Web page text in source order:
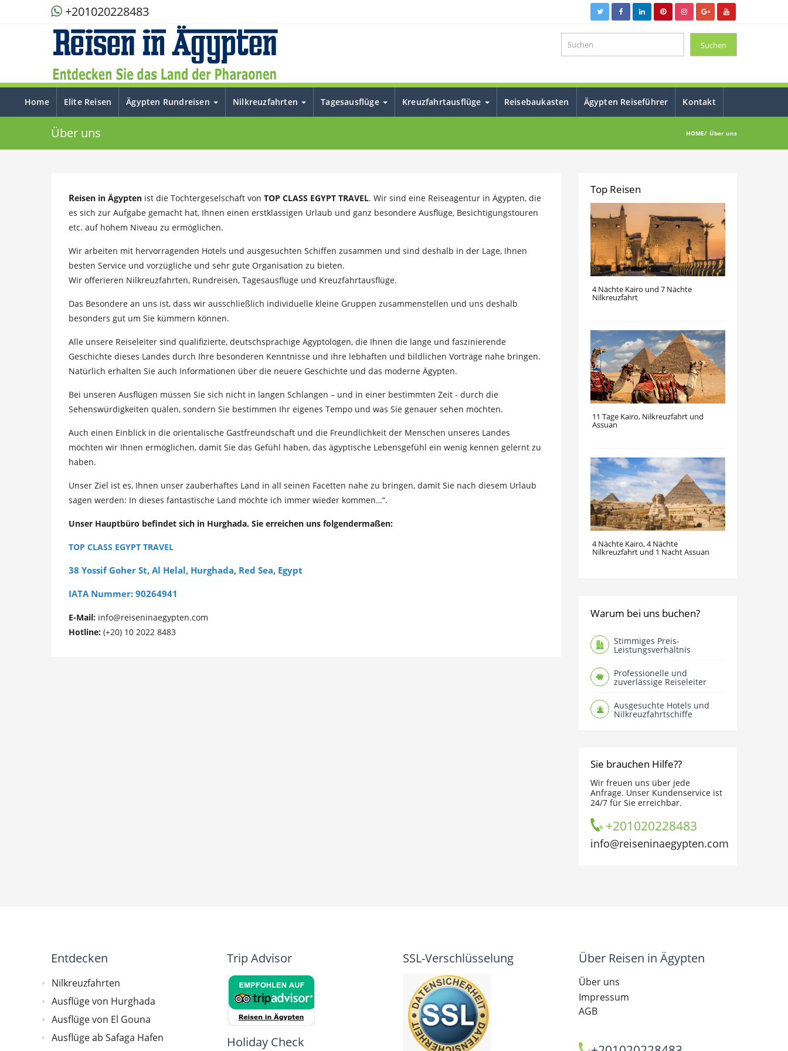
+201020228483
Home Elite Reisen Ägypten Rundreisen Nilkreuzfahrten Tagesausflüge Kreuzfahrtausflüge Reisebaukasten Ägypten Reiseführer Kontakt
Über uns HOME Über uns
Reisen in Ägypten ist die Tochtergeselschaft von TOP CLASS EGYPT TRAVEL. Wir sind eine Reiseagentur in Ägypten, die
es sich zur Aufgabe gemacht hat, Ihnen einen erstklassigen Urlaub und ganz besondere Ausflüge, Besichtigungstouren
etc. auf hohem Niveau zu ermöglichen.
Wir arbeiten mit hervorragenden Hotels und ausgesuchten Schiffen zusammen und sind deshalb in der Lage, Ihnen
besten Service und vorzügliche und sehr gute Organisation zu bieten.
Wir offerieren Nilkreuzfahrten, Rundreisen, Tagesausflüge und Kreuzfahrtausflüge.
Das Besondere an uns ist, dass wir ausschließlich individuelle kleine Gruppen zusammenstellen und uns deshalb
besonders gut um Sie kümmern können.
Alle unsere Reiseleiter sind qualifizierte, deutschsprachige Ägyptologen, die Ihnen die lange und faszinierende
Geschichte dieses Landes durch Ihre besonderen Kenntnisse und ihre lebhaften und bildlichen Vorträge nahe bringen.
Natürlich erhalten Sie auch Informationen über die neuere Geschichte und das moderne Ägypten.
Bei unseren Ausflügen müssen Sie sich nicht in langen Schlangen – und in einer bestimmten Zeit - durch die
Sehenswürdigkeiten quälen, sondern Sie bestimmen Ihr eigenes Tempo und was Sie genauer sehen möchten.
Auch einen Einblick in die orientalische Gastfreundschaft und die Freundlichkeit der Menschen unseres Landes
möchten wir Ihnen ermöglichen, damit Sie das Gefühl haben, das ägyptische Lebensgefühl ein wenig kennen gelernt zu
haben.
Unser Ziel ist es, Ihnen unser zauberhaftes Land in all seinen Facetten nahe zu bringen, damit Sie nach diesem Urlaub
sagen werden: In dieses fantastische Land möchte ich immer wieder kommen…“.
Unser Hauptbüro befindet sich in Hurghada. Sie erreichen uns folgendermaßen:
TOP CLASS EGYPT TRAVEL
38 Yossif Goher St, Al Helal, Hurghada, Red Sea, Egypt
IATA Nummer: 90264941
E-Mail: info@reiseninaegypten.com
Hotline: (+20) 10 2022 8483
Top Reisen
4 Nächte Kairo und 7 Nächte
Nilkreuzfahrt
11 Tage Kairo, Nilkreuzfahrt und
Assuan
4 Nächte Kairo, 4 Nächte
Nilkreuzfahrt und 1 Nacht Assuan
Warum bei uns buchen?
Stimmiges Preis-
Leistungsverhältnis
Professionelle und
zuverlässige Reiseleiter
Ausgesuchte Hotels und
Nilkreuzfahrtschiffe
Sie brauchen Hilfe??
Wir freuen uns über jede
Anfrage. Unser Kundenservice ist
24/7 für Sie erreichbar.
+201020228483
info@reiseninaegypten.com
Entdecken
Nilkreuzfahrten
Ausflüge von Hurghada
Ausflüge von El Gouna
Ausflüge ab Safaga Hafen
Trip Advisor
Holiday Check
SSL-Verschlüsselung Über Reisen in Ägypten
Über uns
Impressum
AGB